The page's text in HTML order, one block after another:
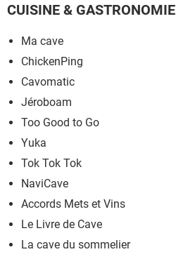
CUISINE & GASTRONOMIE
Ma cave
ChickenPing
Cavomatic
Jéroboam
Too Good to Go
Yuka
Tok Tok Tok
NaviCave
Accords Mets et Vins
Le Livre de Cave
La cave du sommelier